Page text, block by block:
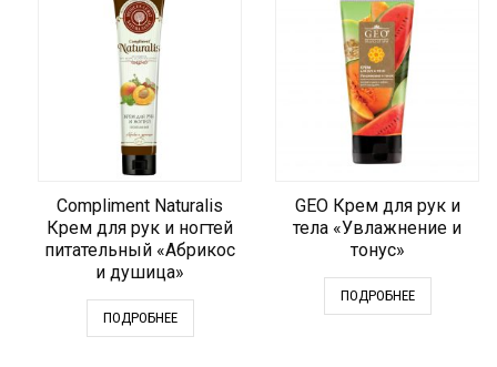
Compliment Naturalis
Крем для рук и ногтей
питательный «Абрикос
и душица»
ПОДРОБНЕЕ
GEO Крем для рук и
тела «Увлажнение и
тонус»
ПОДРОБНЕЕ